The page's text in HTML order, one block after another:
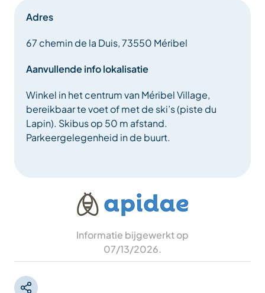
Adres
67 chemin de la Duis, 73550 Méribel
Aanvullende info lokalisatie
Winkel in het centrum van Méribel Village,
bereikbaar te voet of met de ski’s (piste du
Lapin). Skibus op 50 m afstand.
Parkeergelegenheid in de buurt.
Informatie bijgewerkt op
07/13/2026.